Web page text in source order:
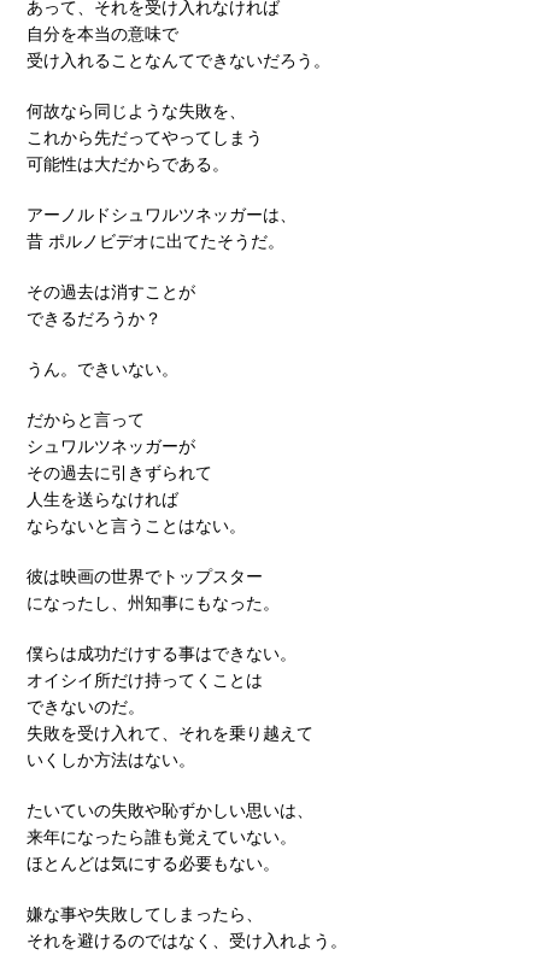
あって、それを受け入れなければ
自分を本当の意味で
受け入れることなんてできないだろう。
何故なら同じような失敗を、
これから先だってやってしまう
可能性は大だからである。
アーノルドシュワルツネッガーは、
昔 ポルノビデオに出てたそうだ。
その過去は消すことが
できるだろうか？
うん。できいない。
だからと言って
シュワルツネッガーが
その過去に引きずられて
人生を送らなければ
ならないと言うことはない。
彼は映画の世界でトップスター
になったし、州知事にもなった。
僕らは成功だけする事はできない。
オイシイ所だけ持ってくことは
できないのだ。
失敗を受け入れて、それを乗り越えて
いくしか方法はない。
たいていの失敗や恥ずかしい思いは、
来年になったら誰も覚えていない。
ほとんどは気にする必要もない。
嫌な事や失敗してしまったら、
それを避けるのではなく、受け入れよう。